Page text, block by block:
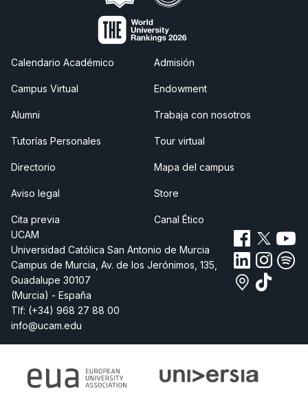
Calendario Académico
Campus Virtual
Alumni
Tutorías Personales
Directorio
Aviso legal
Cita previa
Admisión
Endowment
Trabaja con nosotros
Tour virtual
Mapa del campus
Store
Canal Ético
UCAM
Universidad Católica San Antonio de Murcia
Campus de Murcia, Av. de los Jerónimos, 135,
Guadalupe 30107
(Murcia) - España
Tlf: (+34) 968 27 88 00
info@ucam.edu